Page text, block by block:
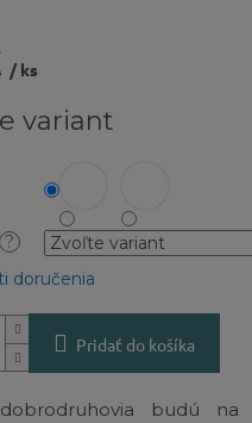
/ ks
variant
?
doručenia
Pridať do košíka
budú